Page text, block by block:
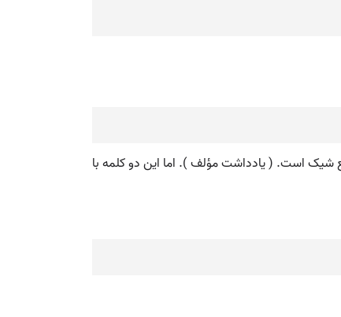
است. ( یادداشت مؤلف ). اما این دو کلمه با